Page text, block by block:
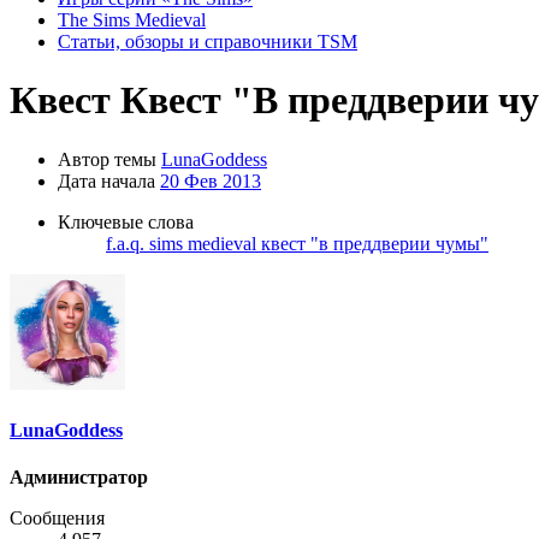
The Sims Medieval
Статьи, обзоры и справочники TSM
Квест Квест "В преддверии
Автор темы LunaGoddess
Дата начала 20 Фев 2013
Ключевые слова
f.a.q. sims medieval квест "в преддверии чумы"
LunaGoddess
Администратор
Сообщения